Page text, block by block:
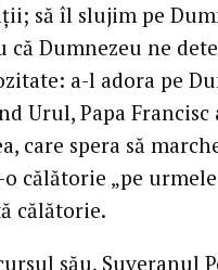
să îl slujim pe
că Dumnezeu ne
a-l adora pe
Urul, Papa
care spera să
călătorie „pe
călătorie.
său, Suveranul